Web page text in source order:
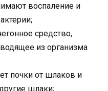
воспаление и
средство,
из организма
почки от шлаков и
шлаки;